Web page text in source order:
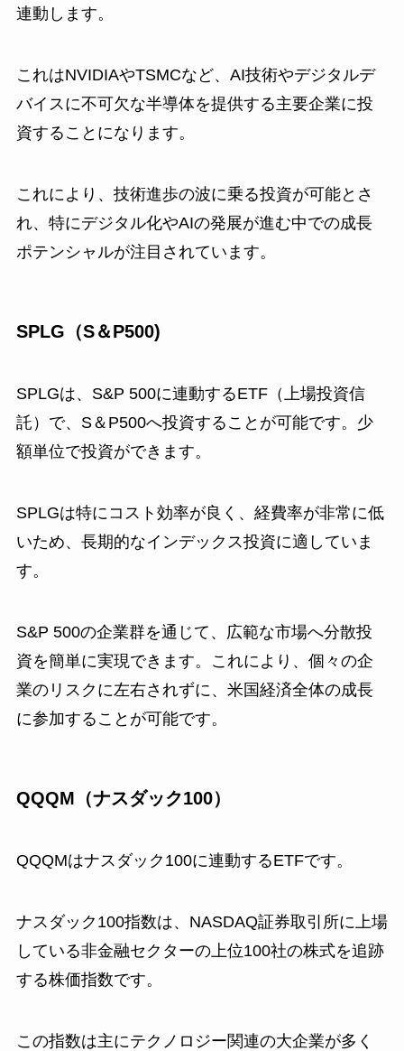
連動します。
これはNVIDIAやTSMCなど、AI技術やデジタルデ
バイスに不可欠な半導体を提供する主要企業に投
資することになります。
これにより、技術進歩の波に乗る投資が可能とさ
れ、特にデジタル化やAIの発展が進む中での成長
ポテンシャルが注目されています。
SPLG（S＆P500)
SPLGは、S&P 500に連動するETF（上場投資信
託）で、S＆P500へ投資することが可能です。少
額単位で投資ができます。
SPLGは特にコスト効率が良く、経費率が非常に低
いため、長期的なインデックス投資に適していま
す。
S&P 500の企業群を通じて、広範な市場へ分散投
資を簡単に実現できます。これにより、個々の企
業のリスクに左右されずに、米国経済全体の成長
に参加することが可能です。
QQQM（ナスダック100）
QQQMはナスダック100に連動するETFです。
ナスダック100指数は、NASDAQ証券取引所に上場
している非金融セクターの上位100社の株式を追跡
する株価指数です。
この指数は主にテクノロジー関連の大企業が多く